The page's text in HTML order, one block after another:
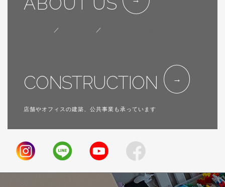
／ ／
CONSTRUCTION
店舗やオフィスの建築、公共事業も承っています